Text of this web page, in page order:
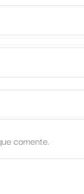
comente.